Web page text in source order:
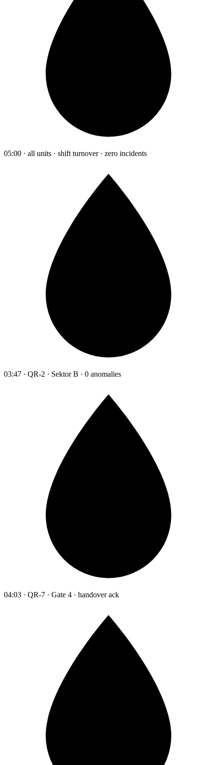
05:00 · all units · shift turnover · zero incidents
03:47 · QR-2 · Sektor B · 0 anomalies
04:03 · QR-7 · Gate 4 · handover ack